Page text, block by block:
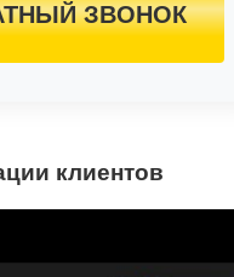
ЗВОНОК
клиентов